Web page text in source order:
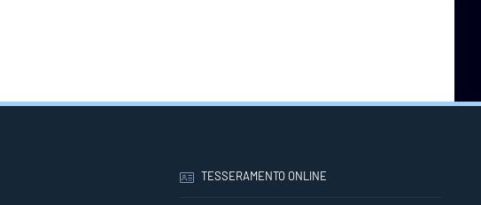
TESSERAMENTO ONLINE